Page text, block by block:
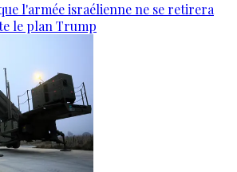
l'armée israélienne ne se retirera
le plan Trump